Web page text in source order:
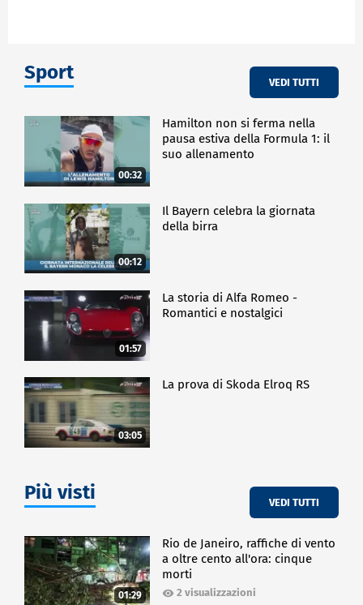
Sport VEDI TUTTI
00:32
Hamilton non si ferma nella
pausa estiva della Formula 1: il
suo allenamento
00:12
Il Bayern celebra la giornata
della birra
01:57
La storia di Alfa Romeo -
Romantici e nostalgici
03:05
La prova di Skoda Elroq RS
Più visti VEDI TUTTI
01:29
Rio de Janeiro, raffiche di vento
a oltre cento all'ora: cinque
morti
2 visualizzazioni